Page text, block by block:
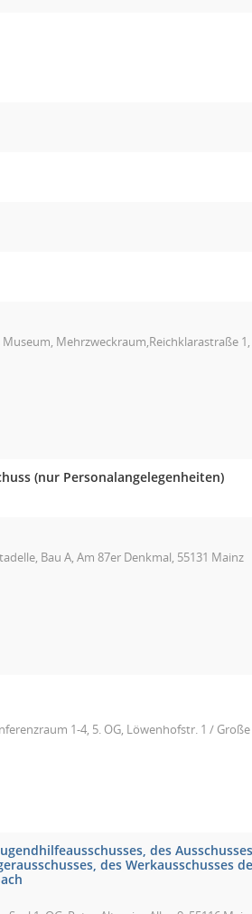
Mehrzweckraum,Reichklarastraße
(nur Personalangelegenheiten)
Bau A, Am 87er Denkmal, 55131 Mainz
1-4, 5. OG, Löwenhofstr. 1 / Große
des
des Werkausschusses